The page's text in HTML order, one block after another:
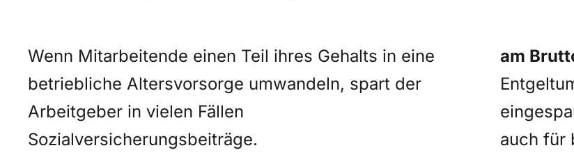
Wenn Mitarbeitende einen Teil ihres Gehalts in eine
betriebliche Altersvorsorge umwandeln, spart der
Arbeitgeber in vielen Fällen
Sozialversicherungsbeiträge.
am
auch für